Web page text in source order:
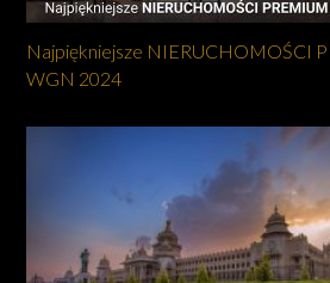
Najpiękniejsze NIERUCHOMOŚCI
WGN 2024